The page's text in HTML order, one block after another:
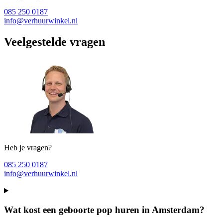
085 250 0187
info@verhuurwinkel.nl
Veelgestelde vragen
Heb je vragen?
085 250 0187
info@verhuurwinkel.nl
Wat kost een geboorte pop huren in Amsterdam?